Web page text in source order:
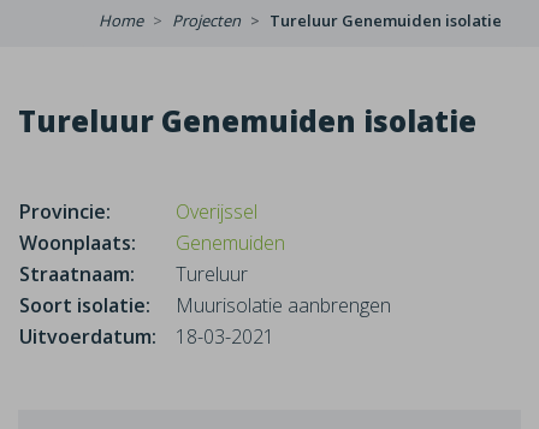
Home Projecten Tureluur Genemuiden isolatie
Tureluur Genemuiden isolatie
Provincie:
Overijssel
Woonplaats:
Genemuiden
Straatnaam:
Tureluur
Soort isolatie:
Muurisolatie aanbrengen
Uitvoerdatum:
18-03-2021